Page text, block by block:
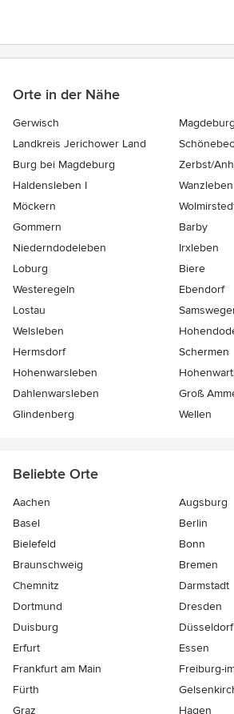
Orte in der Nähe
Gerwisch
Magdeburg
Landkreis Jerichower Land
Burg bei Magdeburg
Zerbst/
Haldensleben I
Wanzleben
Möckern
Gommern
Barby
Niederndodeleben
Irxleben
Loburg
Biere
Westeregeln
Ebendorf
Lostau
Welsleben
Hermsdorf
Schermen
Hohenwarsleben
Dahlenwarsleben
Groß
Glindenberg
Wellen
Beliebte Orte
Aachen
Augsburg
Basel
Berlin
Bielefeld
Bonn
Braunschweig
Bremen
Chemnitz
Darmstadt
Dortmund
Dresden
Duisburg
Düsseldorf
Erfurt
Essen
Frankfurt am Main
Freiburg-
Fürth
Graz
Hagen